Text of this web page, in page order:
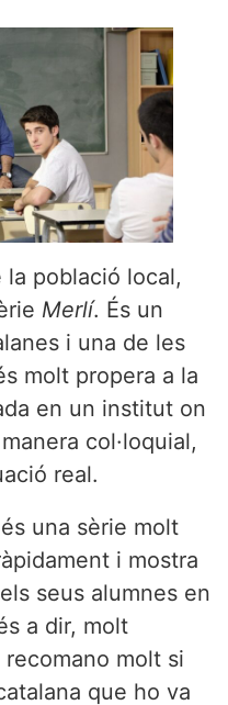
població local,
Merlí. És un
i una de les
molt propera a la
en un institut on
col·loquial,
real.
una sèrie molt
i mostra
seus alumnes en
a dir, molt
molt si
que ho va